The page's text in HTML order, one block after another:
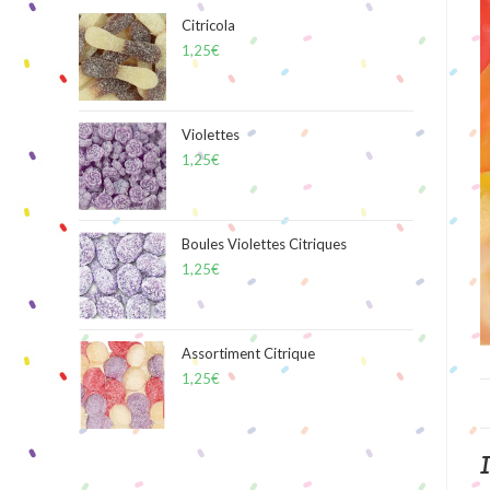
Citricola
1,25€
Violettes
1,25€
Boules Violettes Citriques
1,25€
Assortiment Citrique
1,25€